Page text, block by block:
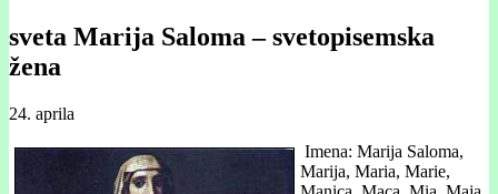
sveta Marija Saloma – svetopisemska
žena
24. aprila
Imena: Marija Saloma,
Marija, Maria, Marie,